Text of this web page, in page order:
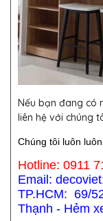
Nếu bạn đang có
liên hệ với chúng
Chúng tôi luôn
Hotline: 0911
Email:
TP.HCM: 69/
Thạnh - Hẻm